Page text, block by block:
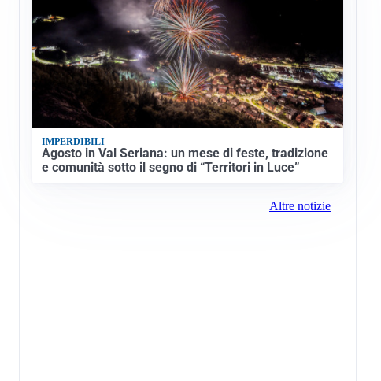
IMPERDIBILI
Agosto in Val Seriana: un mese di feste, tradizione
e comunità sotto il segno di “Territori in Luce”
Altre notizie